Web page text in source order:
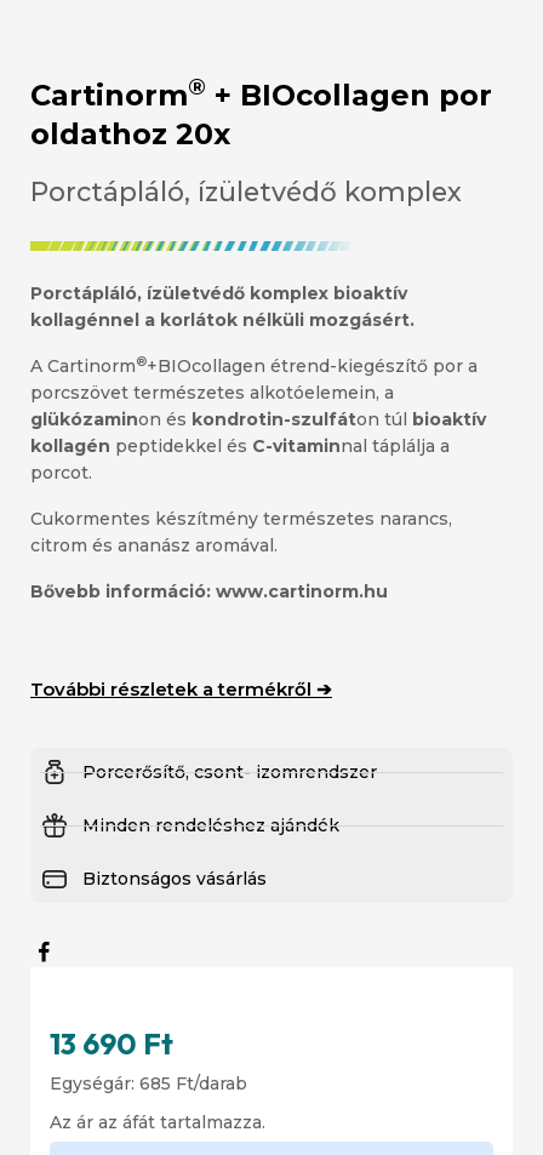
Cartinorm® + BIOcollagen por
oldathoz 20x
Porctápláló, ízületvédő komplex
Porctápláló, ízületvédő komplex bioaktív
kollagénnel a korlátok nélküli mozgásért.
A Cartinorm®+BIOcollagen étrend-kiegészítő por a
porcszövet természetes alkotóelemein, a
glükózaminon és kondrotin-szulfáton túl bioaktív
kollagén peptidekkel és C-vitaminnal táplálja a
porcot.
Cukormentes készítmény természetes narancs,
citrom és ananász aromával.
Bővebb információ: www.cartinorm.hu
További részletek a termékről ➔
Porcerősítő, csont- izomrendszer
Minden rendeléshez ajándék
Biztonságos vásárlás
13 690 Ft
Egységár: 685 Ft/darab
Az ár az áfát tartalmazza.